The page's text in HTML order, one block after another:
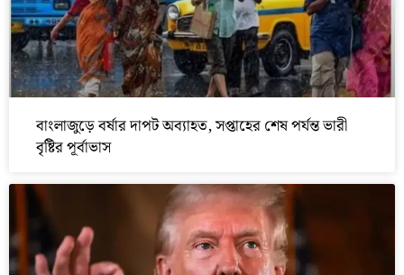
বাংলাজুড়ে বর্ষার দাপট অব্যাহত, সপ্তাহের শেষ পর্যন্ত ভারী
বৃষ্টির পূর্বাভাস